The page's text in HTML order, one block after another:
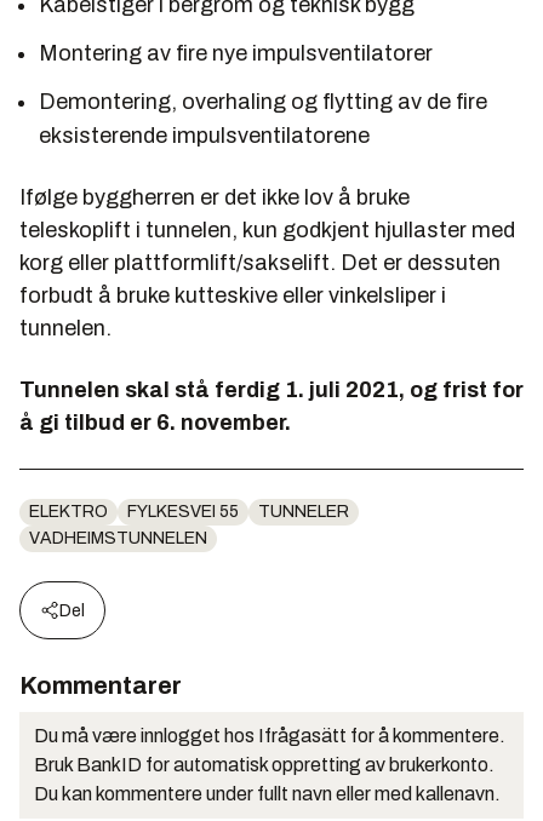
Montering av fire nye impulsventilatorer
Demontering, overhaling og flytting av de fire
eksisterende impulsventilatorene
Ifølge byggherren er det ikke lov å bruke
teleskoplift i tunnelen, kun godkjent hjullaster med
korg eller plattformlift/sakselift. Det er dessuten
forbudt å bruke kutteskive eller vinkelsliper i
tunnelen.
Tunnelen skal stå ferdig 1. juli 2021, og frist for
å gi tilbud er 6. november.
ELEKTRO FYLKESVEI 55
TUNNELER
VADHEIMSTUNNELEN
Del
Kommentarer
Du må være innlogget hos Ifrågasätt for å kommentere.
Bruk BankID for automatisk oppretting av brukerkonto.
Du kan kommentere under fullt navn eller med kallenavn.